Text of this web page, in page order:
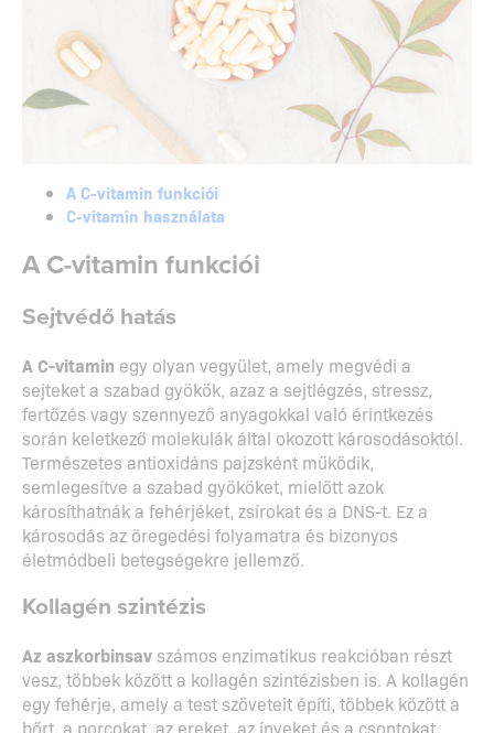
A C-vitamin funkciói
C-vitamin használata
A C-vitamin funkciói
Sejtvédő hatás
A C-vitamin egy olyan vegyület, amely megvédi a
sejteket a szabad gyökök, azaz a sejtlégzés, stressz,
fertőzés vagy szennyező anyagokkal való érintkezés
során keletkező molekulák által okozott károsodásoktól.
Természetes antioxidáns pajzsként működik,
semlegesítve a szabad gyököket, mielőtt azok
károsíthatnák a fehérjéket, zsírokat és a DNS-t. Ez a
károsodás az öregedési folyamatra és bizonyos
életmódbeli betegségekre jellemző.
Kollagén szintézis
Az aszkorbinsav számos enzimatikus reakcióban részt
vesz, többek között a kollagén szintézisben is. A kollagén
egy fehérje, amely a test szöveteit építi, többek között a
bőrt, a porcokat, az ereket, az ínyeket és a csontokat.